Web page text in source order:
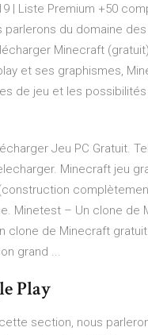
| Liste Premium +50
du domaine
Minecraft
et ses graphismes,
de jeu et les
Jeu PC Gratuit.
Minecraft jeu
Minetest – Un clone de
clone de Minecraft
grand ...
Play
section, nous